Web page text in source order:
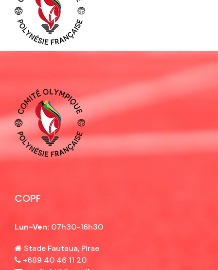
COPF
Lun-Ven: 07h30-16h30
Stade Fautaua, Pirae
+689 40 46 11 20